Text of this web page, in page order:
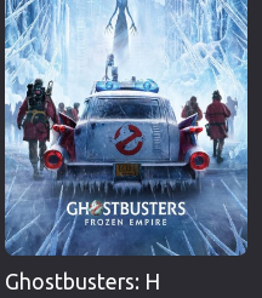
Ghostbusters: Η